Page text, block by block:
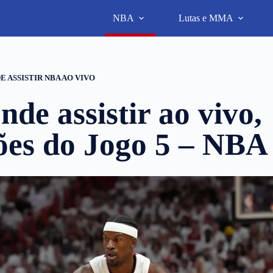
NBA Lutas e MMA
ASSISTIR NBA AO VIVO
assistir ao vivo,
do Jogo 5 – NBA